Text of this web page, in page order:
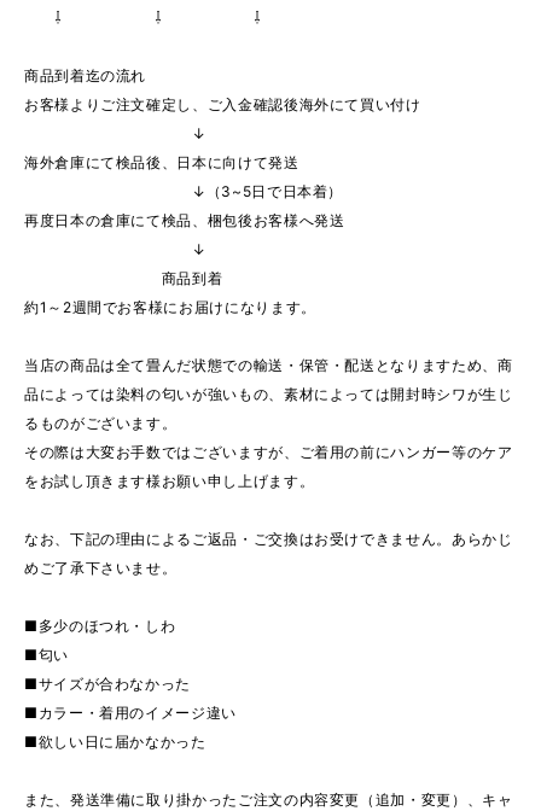
⇩ ⇩ ⇩
商品到着迄の流れ
お客様よりご注文確定し、ご入金確認後海外にて買い付け
↓
海外倉庫にて検品後、日本に向けて発送
↓（3~5日で日本着）
再度日本の倉庫にて検品、梱包後お客様へ発送
↓
商品到着
約1～2週間でお客様にお届けになります。
当店の商品は全て畳んだ状態での輸送・保管・配送となりますため、商
品によっては染料の匂いが強いもの、素材によっては開封時シワが生じ
るものがございます。
その際は大変お手数ではございますが、ご着用の前にハンガー等のケア
をお試し頂きます様お願い申し上げます。
なお、下記の理由によるご返品・ご交換はお受けできません。あらかじ
めご了承下さいませ。
■多少のほつれ・しわ
■匂い
■サイズが合わなかった
■カラー・着用のイメージ違い
■欲しい日に届かなかった
また、発送準備に取り掛かったご注文の内容変更（追加・変更）、キャ